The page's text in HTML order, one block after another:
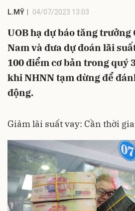
L.MỸ 04/07/2023 13:03
UOB hạ dự báo tăng trưởng
Nam và đưa dự đoán lãi
100 điểm cơ bản trong quý
khi NHNN tạm dừng để
động.
Giảm lãi suất vay: Cần thời